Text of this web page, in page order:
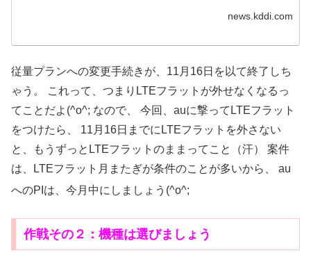
news.kddi.com
従量プランへの変更手続きが、11月16日を以て終了しち
ゃう。 これって、つまりLTEフラットが外せなくなるっ
てことだよ(^o^; なので、 今回、auに撃ってLTEフラット
をつけたら、 11月16日までにLTEフラットを外さない
と、もうずっとLTEフラットのままってこと（汗） 案件
は、LTEフラット月またぎが条件のことが多いから、 au
へのPIは、今月中にしましょう(^o^;
作戦その２：機種は選びましょう